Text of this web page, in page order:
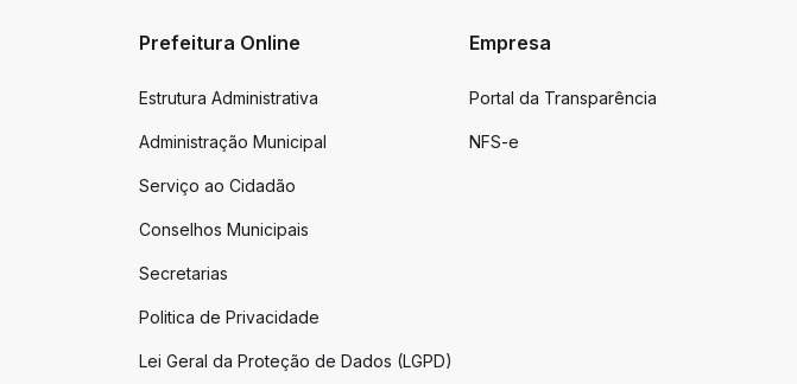
Prefeitura Online
Estrutura Administrativa
Administração Municipal
Serviço ao Cidadão
Conselhos Municipais
Secretarias
Politica de Privacidade
Lei Geral da Proteção de Dados (LGPD)
Empresa
Portal da Transparência
NFS-e